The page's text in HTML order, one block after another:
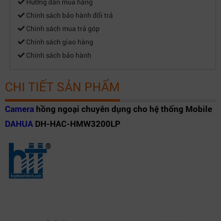
Privacy Masking Off/On (8 area, rectangle)
Certifications
Certifications
CE/FCC
Video Output
video output (Aviation connector)
Aviation
Connector
1-power
2-video ground
3-power ground
Power
Power Supply
Power
Chính sách bảo hành đổi trả
Chính sách mua trả góp
Chính sách giao hàng
Chính sách bảo hành
CHI TIẾT SẢN PHẨM
Camera hồng ngoại chuyên dụng cho hệ thống Mobile
DAHUA DH-HAC-HMW3200LP